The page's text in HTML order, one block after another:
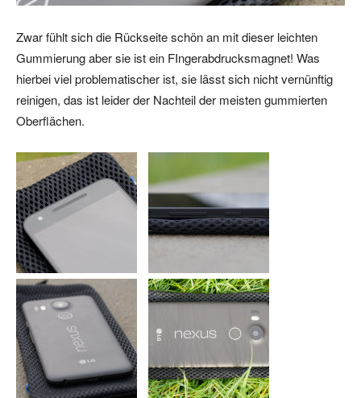
Zwar fühlt sich die Rückseite schön an mit dieser leichten
Gummierung aber sie ist ein FIngerabdrucksmagnet! Was
hierbei viel problematischer ist, sie lässt sich nicht vernünftig
reinigen, das ist leider der Nachteil der meisten gummierten
Oberflächen.